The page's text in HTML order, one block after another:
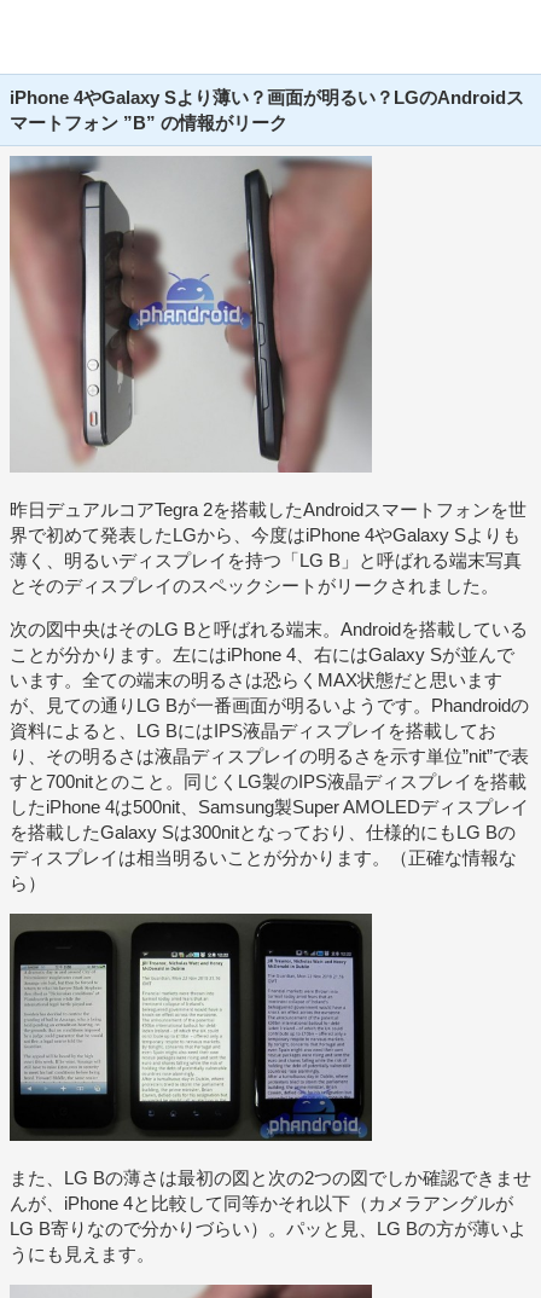
iPhone 4やGalaxy Sより薄い？画面が明るい？LGのAndroidス
マートフォン ”B” の情報がリーク
昨日デュアルコアTegra 2を搭載したAndroidスマートフォンを世
界で初めて発表したLGから、今度はiPhone 4やGalaxy Sよりも
薄く、明るいディスプレイを持つ「LG B」と呼ばれる端末写真
とそのディスプレイのスペックシートがリークされました。
次の図中央はそのLG Bと呼ばれる端末。Androidを搭載している
ことが分かります。左にはiPhone 4、右にはGalaxy Sが並んで
います。全ての端末の明るさは恐らくMAX状態だと思います
が、見ての通りLG Bが一番画面が明るいようです。Phandroidの
資料によると、LG BにはIPS液晶ディスプレイを搭載してお
り、その明るさは液晶ディスプレイの明るさを示す単位”nit”で表
すと700nitとのこと。同じくLG製のIPS液晶ディスプレイを搭載
したiPhone 4は500nit、Samsung製Super AMOLEDディスプレイ
を搭載したGalaxy Sは300nitとなっており、仕様的にもLG Bの
ディスプレイは相当明るいことが分かります。（正確な情報な
ら）
また、LG Bの薄さは最初の図と次の2つの図でしか確認できませ
んが、iPhone 4と比較して同等かそれ以下（カメラアングルが
LG B寄りなので分かりづらい）。パッと見、LG Bの方が薄いよ
うにも見えます。